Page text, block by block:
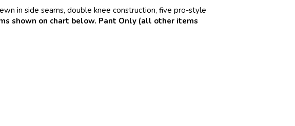
in side seams, double knee construction, five pro-style
shown on chart below. Pant Only (all other items